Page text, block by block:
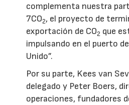
complementa nuestra
7CO2, el proyecto de
exportación de CO2 que
impulsando en el puerto
Unido”.
Por su parte, Kees van
delegado y Peter Boers,
operaciones, fundadores